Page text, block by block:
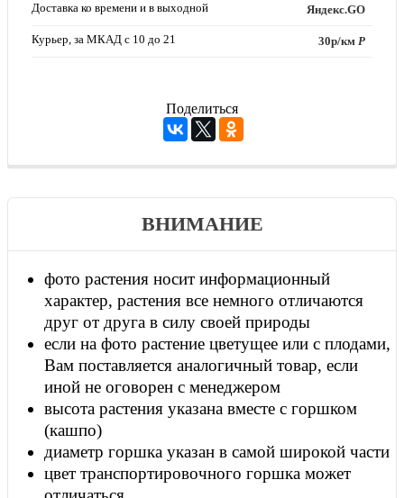
Доставка ко времени и в выходной Яндекс.GO
Курьер, за МКАД с 10 до 21 30р/кмР
Поделиться
ВНИМАНИЕ
фото растения носит информационный
характер, растения все немного отличаются
друг от друга в силу своей природы
если на фото растение цветущее или с плодами,
Вам поставляется аналогичный товар, если
иной не оговорен с менеджером
высота растения указана вместе с горшком
(кашпо)
диаметр горшка указан в самой широкой части
цвет транспортировочного горшка может